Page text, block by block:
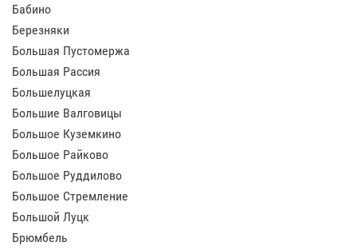
Бабино
Березняки
Большая Пустомержа
Большая Рассия
Большелуцкая
Большие Валговицы
Большое Куземкино
Большое Райково
Большое Руддилово
Большое Стремление
Большой Луцк
Брюмбель